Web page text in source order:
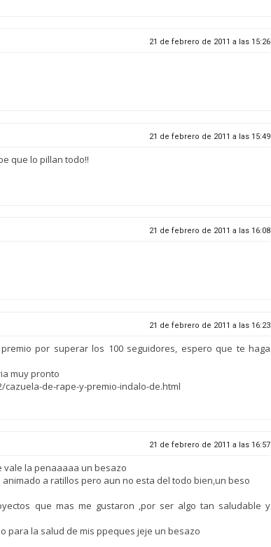
21 de febrero de 2011 a las 15:26
21 de febrero de 2011 a las 15:49
que lo pillan todo!!
21 de febrero de 2011 a las 16:08
21 de febrero de 2011 a las 16:23
por superar los 100 seguidores, espero que te haga
muy pronto
de-rape-y-premio-indalo-de.html
21 de febrero de 2011 a las 16:57
vale la penaaaaa un besazo
a ratillos pero aun no esta del todo bien,un beso
que mas me gustaron ,por ser algo tan saludable y
para la salud de mis ppeques jeje un besazo